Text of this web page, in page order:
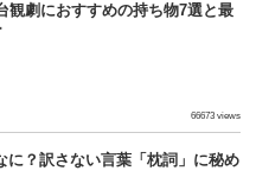
観劇におすすめの持ち物7選と最
66673 views
に？訳さない言葉「枕詞」に秘め